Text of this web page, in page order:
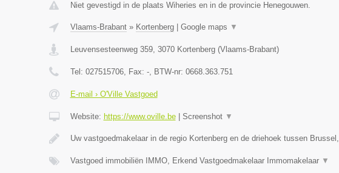
Niet gevestigd in de plaats Wiheries en in de provincie Henegouwen.
Vlaams-Brabant» Kortenberg| Google maps ▼
Leuvensesteenweg 359, 3070 Kortenberg(Vlaams-Brabant)
Tel: 027515706, Fax: -, BTW-nr: 0668.363.751
E-mail › O'Ville Vastgoed
Website: https://www.oville.be| Screenshot ▼
Uw vastgoedmakelaar in de regio Kortenberg en de driehoek tussen Brussel,
Vastgoed immobiliën IMMO, Erkend Vastgoedmakelaar Immomakelaar ▼